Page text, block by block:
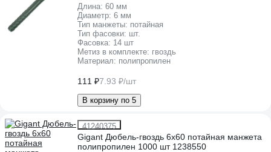
Длина: 60 мм
Диаметр: 6 мм
Тип манжеты: потайная
Тип фасовки: шт.
Фасовка: 14 шт
Метиз в комплекте: гвоздь
Материал: полипропилен
111 ₽7.93 ₽/шт
В корзину по 5
41240375
Gigant Дюбель-гвоздь 6x60 потайная манжета
полипропилен 1000 шт 1238550